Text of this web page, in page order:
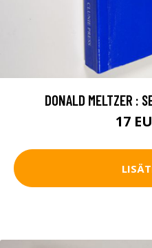
DONALD MELTZER :
17